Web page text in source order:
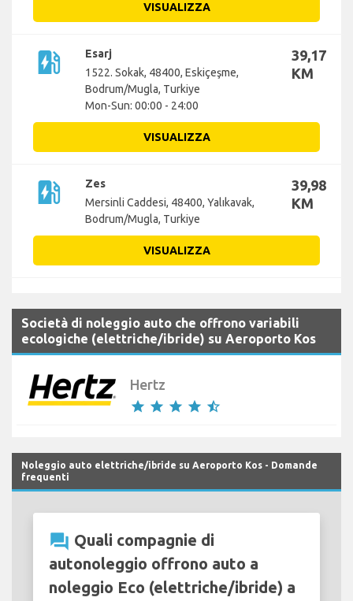
VISUALIZZA
ev_station
Esarj
1522. Sokak, 48400, Eskiçeşme,
Bodrum/Mugla, Turkiye
Mon-Sun: 00:00 - 24:00
39,17
KM
VISUALIZZA
ev_station
Zes
Mersinli Caddesi, 48400, Yalıkavak,
Bodrum/Mugla, Turkiye
39,98
KM
VISUALIZZA
Società di noleggio auto che offrono variabili
ecologiche (elettriche/ibride) su Aeroporto Kos
Hertz
star star star star star_half
Noleggio auto elettriche/ibride su Aeroporto Kos - Domande
frequenti
question_answer Quali compagnie di
autonoleggio offrono auto a
noleggio Eco (elettriche/ibride) a